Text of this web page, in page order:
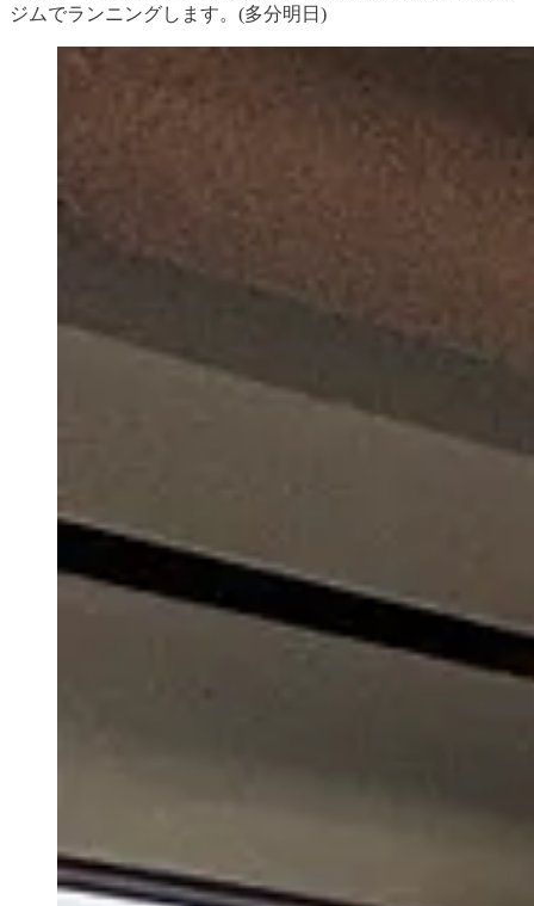
ジムでランニングします。(多分明日)